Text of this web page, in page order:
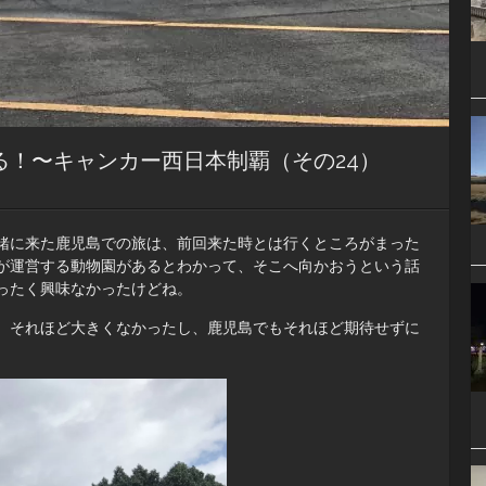
〜キャンカー西日本制覇（その24）
来た鹿児島での旅は、前回来た時とは行くところがまった
営する動物園があるとわかって、そこへ向かおうという話
く興味なかったけどね。
れほど大きくなかったし、鹿児島でもそれほど期待せずに